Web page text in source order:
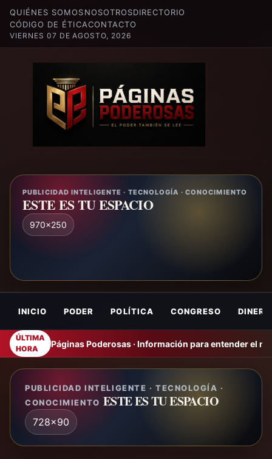
QUIÉNES SOMOSNOSOTROSDIRECTORIO
CÓDIGO DE ÉTICACONTACTO
VIERNES 07 DE AGOSTO, 2026
PUBLICIDAD INTELIGENTE · TECNOLOGÍA · CONOCIMIENTO
ESTE ES TU ESPACIO
970x250
INICIO PODER POLÍTICA CONGRESO DINERO
ÚLTIMA
HORA
Páginas Poderosas · Información para entender el
PUBLICIDAD INTELIGENTE · TECNOLOGÍA ·
CONOCIMIENTO ESTE ES TU ESPACIO
728x90